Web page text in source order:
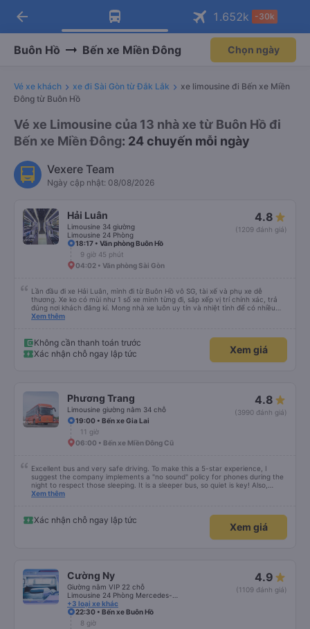
Tải app Vexere ngay!
Nhận ưu đãi thành viên độc
Mở app
Tải app Vexere
-30k/ghế khi đặt vé máy bay qua
Mở app
arrow_back 1.652k -30k
Buôn Hồ Bến xe Miền Đông Chọn ngày
Vé xe khách xe đi Sài Gòn từ Đắk Lắk
xe limousine đi Bến xe Miền
Đông từ Buôn Hồ
Vé xe Limousine của 13 nhà xe từ Buôn Hồ đi
Bến xe Miền Đông: 24 chuyến mỗi ngày
Vexere Team
Ngày cập nhật: 08/08/2026
Hải Luân
Limousine 34 giường
Limousine 24 Phòng
4.8
(1209 đánh giá)
18:17 • Văn phòng Buôn Hồ
9 giờ 45 phút
04:02 • Văn phòng Sài Gòn
Lần đầu đi xe Hải Luân, mình đi từ Buôn Hồ vô SG, tài xế và phụ xe dễ
thương. Xe ko có mùi như 1 số xe mình từng đi, sắp xếp vị trí chính xác, trả
đúng nơi khách đăng kí. Mong nhà xe luôn uy tín và nhiệt tình để có nhiều
khách hàng hơn nữa
Xem thêm
Không cần thanh toán trước
Xác nhận chỗ ngay lập tức
Xem giá
Phương Trang
Limousine giường nằm 34 chỗ
4.8
(3990 đánh giá)
19:00 • Bến xe Gia Lai
11 giờ
06:00 • Bến xe Miền Đông Cũ
Excellent bus and very safe driving. To make this a 5-star experience, I
suggest the company implements a "no sound" policy for phones during the
night to respect those sleeping. It is a sleeper bus, so quiet is key! Also,
please display the Wi-Fi password clearly inside the cabin for convenience. I
quy định rõ ràng về việc giữ im lặng (tắt âm thanh điện thoại) vào ban đêm
để tránh làm phiền hành khách khác ngủ. Ngoài ra, nhà xe nên dán sẵn mật
khẩu Wi-Fi trong xe để hành khách dễ dàng sử dụng. Tôi vẫn sẽ tiếp tục ủng
Xem thêm
Xác nhận chỗ ngay lập tức
Xem giá
Cường Ny
Giường nằm VIP 22 chỗ
+3 loại xe khác
4.9
(1109 đánh giá)
22:30 • Bến xe Buôn Hồ
8 giờ